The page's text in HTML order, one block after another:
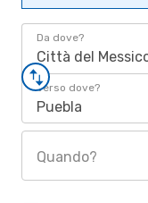
Da dove?
Città del
Verso dove?
Puebla
Quando?